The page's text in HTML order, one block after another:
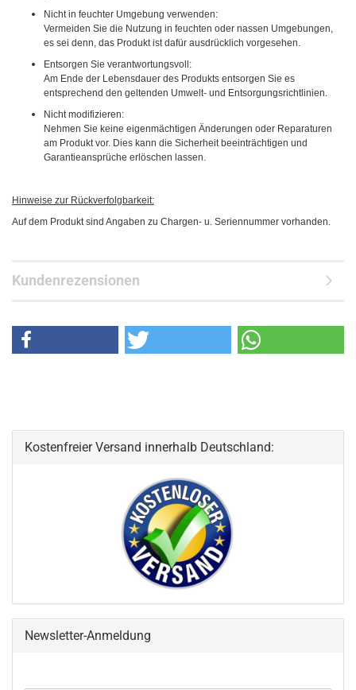
Nicht in feuchter Umgebung verwenden:
Vermeiden Sie die Nutzung in feuchten oder nassen Umgebungen,
es sei denn, das Produkt ist dafür ausdrücklich vorgesehen.
Entsorgen Sie verantwortungsvoll:
Am Ende der Lebensdauer des Produkts entsorgen Sie es
entsprechend den geltenden Umwelt- und Entsorgungsrichtlinien.
Nicht modifizieren:
Nehmen Sie keine eigenmächtigen Änderungen oder Reparaturen
am Produkt vor. Dies kann die Sicherheit beeinträchtigen und
Garantieansprüche erlöschen lassen.
Hinweise zur Rückverfolgbarkeit:
Auf dem Produkt sind Angaben zu Chargen- u. Seriennummer vorhanden.
Kundenrezensionen
Kostenfreier Versand innerhalb Deutschland:
Newsletter-Anmeldung